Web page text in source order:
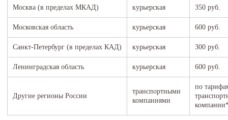
Москва (в пределах МКАД) курьерская 350 руб.
Московская область курьерская 600 руб.
Санкт-Петербург (в пределах КАД) курьерская 300 руб.
Ленинградская область курьерская 600 руб.
Другие регионы России
транспортными
компаниями
по